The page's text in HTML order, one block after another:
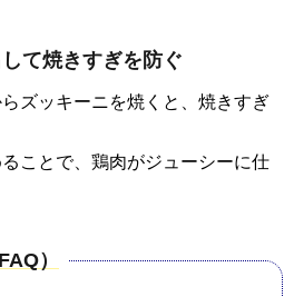
て焼きすぎを防ぐ
ズッキーニを焼くと、焼きすぎ
ことで、鶏肉がジューシーに仕
）